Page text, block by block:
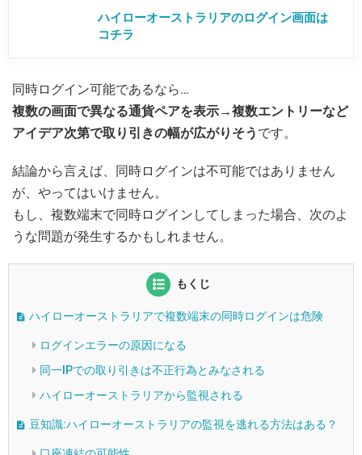
ハイローオーストラリアのログイン画面は
コチラ
同時ログイン可能であるなら…
複数の画面で異なる通貨ペアを表示→複数エントリーなど
アイデア次第で取り引きの幅が広がりそう です。
結論から言えば、同時ログインは不可能ではありません
が、やってはいけません。
もし、複数端末で同時ログインしてしまった場合、次のよ
うな問題が発生するかもしれません。
もくじ
ハイローオーストラリアで複数端末の同時ログインは危険
ログインエラーの原因になる
同一IPでの取り引きは不正行為とみなされる
ハイローオーストラリアから監視される
豆知識:ハイローオーストラリアの監視を逃れる方法はある？